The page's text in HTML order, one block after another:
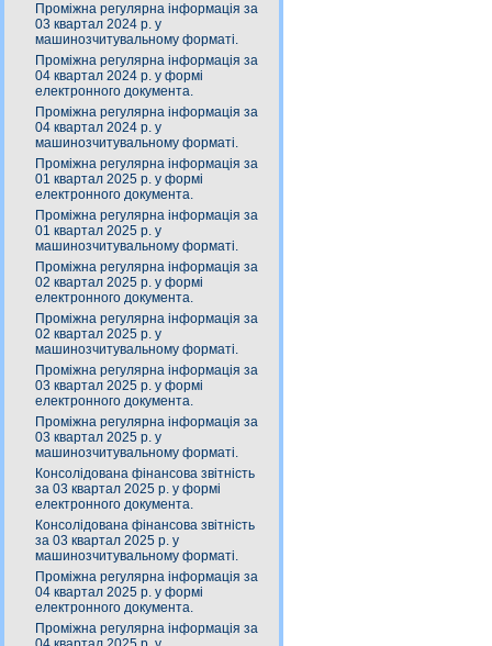
Проміжна регулярна інформація за
03 квартал 2024 р. у
машинозчитувальному форматі.
Проміжна регулярна інформація за
04 квартал 2024 р. у формі
електронного документа.
Проміжна регулярна інформація за
04 квартал 2024 р. у
машинозчитувальному форматі.
Проміжна регулярна інформація за
01 квартал 2025 р. у формі
електронного документа.
Проміжна регулярна інформація за
01 квартал 2025 р. у
машинозчитувальному форматі.
Проміжна регулярна інформація за
02 квартал 2025 р. у формі
електронного документа.
Проміжна регулярна інформація за
02 квартал 2025 р. у
машинозчитувальному форматі.
Проміжна регулярна інформація за
03 квартал 2025 р. у формі
електронного документа.
Проміжна регулярна інформація за
03 квартал 2025 р. у
машинозчитувальному форматі.
Консолідована фінансова звітність
за 03 квартал 2025 р. у формі
електронного документа.
Консолідована фінансова звітність
за 03 квартал 2025 р. у
машинозчитувальному форматі.
Проміжна регулярна інформація за
04 квартал 2025 р. у формі
електронного документа.
Проміжна регулярна інформація за